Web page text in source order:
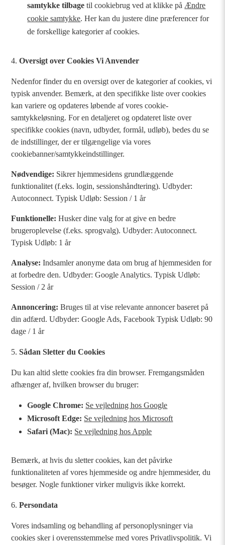
samtykke tilbage til cookiebrug ved at klikke på Ændre
cookie samtykke. Her kan du justere dine præferencer for
de forskellige kategorier af cookies.
Oversigt over Cookies Vi Anvender
Nedenfor finder du en oversigt over de kategorier af cookies, vi
typisk anvender. Bemærk, at den specifikke liste over cookies
kan variere og opdateres løbende af vores cookie-
samtykkeløsning. For en detaljeret og opdateret liste over
specifikke cookies (navn, udbyder, formål, udløb), bedes du se
de indstillinger, der er tilgængelige via vores
cookiebanner/samtykkeindstillinger.
Nødvendige: Sikrer hjemmesidens grundlæggende
funktionalitet (f.eks. login, sessionshåndtering). Udbyder:
Autoconnect. Typisk Udløb: Session / 1 år
Funktionelle: Husker dine valg for at give en bedre
brugeroplevelse (f.eks. sprogvalg). Udbyder: Autoconnect.
Typisk Udløb: 1 år
Analyse: Indsamler anonyme data om brug af hjemmesiden for
at forbedre den. Udbyder: Google Analytics. Typisk Udløb:
Session / 2 år
Annoncering: Bruges til at vise relevante annoncer baseret på
din adfærd. Udbyder: Google Ads, Facebook Typisk Udløb: 90
dage / 1 år
Sådan Sletter du Cookies
Du kan altid slette cookies fra din browser. Fremgangsmåden
afhænger af, hvilken browser du bruger:
Google Chrome: Se vejledning hos Google
Microsoft Edge: Se vejledning hos Microsoft
Safari (Mac): Se vejledning hos Apple
Bemærk, at hvis du sletter cookies, kan det påvirke
funktionaliteten af vores hjemmeside og andre hjemmesider, du
besøger. Nogle funktioner virker muligvis ikke korrekt.
Persondata
Vores indsamling og behandling af personoplysninger via
cookies sker i overensstemmelse med vores Privatlivspolitik. Vi